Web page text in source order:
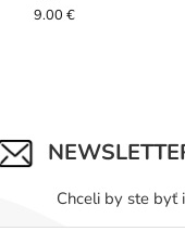
9.00 €
Chceli by ste byť